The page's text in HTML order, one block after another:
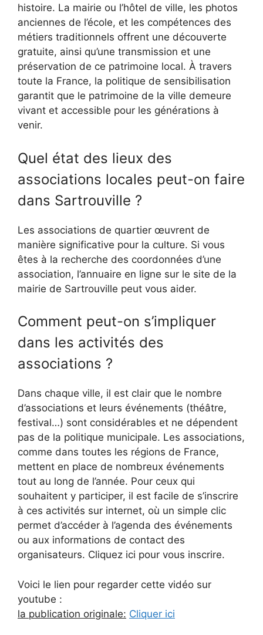
histoire. La mairie ou l’hôtel de ville, les photos
anciennes de l’école, et les compétences des
métiers traditionnels offrent une découverte
gratuite, ainsi qu’une transmission et une
préservation de ce patrimoine local. À travers
toute la France, la politique de sensibilisation
garantit que le patrimoine de la ville demeure
vivant et accessible pour les générations à
venir.
Quel état des lieux des
associations locales peut-on faire
dans Sartrouville ?
Les associations de quartier œuvrent de
manière significative pour la culture. Si vous
êtes à la recherche des coordonnées d’une
association, l’annuaire en ligne sur le site de la
mairie de Sartrouville peut vous aider.
Comment peut-on s’impliquer
dans les activités des
associations ?
Dans chaque ville, il est clair que le nombre
d’associations et leurs événements (théâtre,
festival…) sont considérables et ne dépendent
pas de la politique municipale. Les associations,
comme dans toutes les régions de France,
mettent en place de nombreux événements
tout au long de l’année. Pour ceux qui
souhaitent y participer, il est facile de s’inscrire
à ces activités sur internet, où un simple clic
permet d’accéder à l’agenda des événements
ou aux informations de contact des
organisateurs. Cliquez ici pour vous inscrire.
Voici le lien pour regarder cette vidéo sur
youtube :
la publication originale: Cliquer ici